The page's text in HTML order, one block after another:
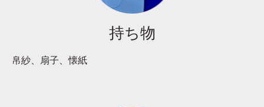
持ち物
帛紗、扇子、懐紙